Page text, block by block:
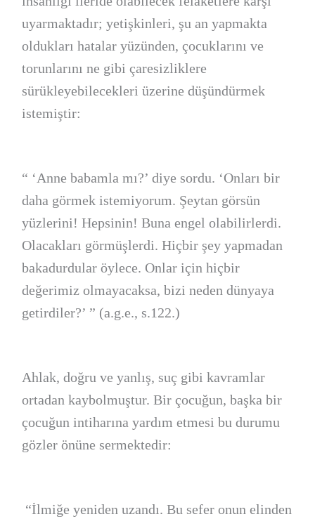
uyarmaktadır; yetişkinleri, şu an yapmakta
oldukları hatalar yüzünden, çocuklarını ve
torunlarını ne gibi çaresizliklere
sürükleyebilecekleri üzerine düşündürmek
istemiştir:
“ ‘Anne babamla mı?’ diye sordu. ‘Onları bir
daha görmek istemiyorum. Şeytan görsün
yüzlerini! Hepsinin! Buna engel olabilirlerdi.
Olacakları görmüşlerdi. Hiçbir şey yapmadan
bakadurdular öylece. Onlar için hiçbir
değerimiz olmayacaksa, bizi neden dünyaya
getirdiler?’ ” (a.g.e., s.122.)
Ahlak, doğru ve yanlış, suç gibi kavramlar
ortadan kaybolmuştur. Bir çocuğun, başka bir
çocuğun intiharına yardım etmesi bu durumu
gözler önüne sermektedir:
“İlmiğe yeniden uzandı. Bu sefer onun elinden